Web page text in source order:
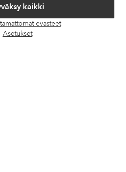
kaikki
evästeet
Asetukset